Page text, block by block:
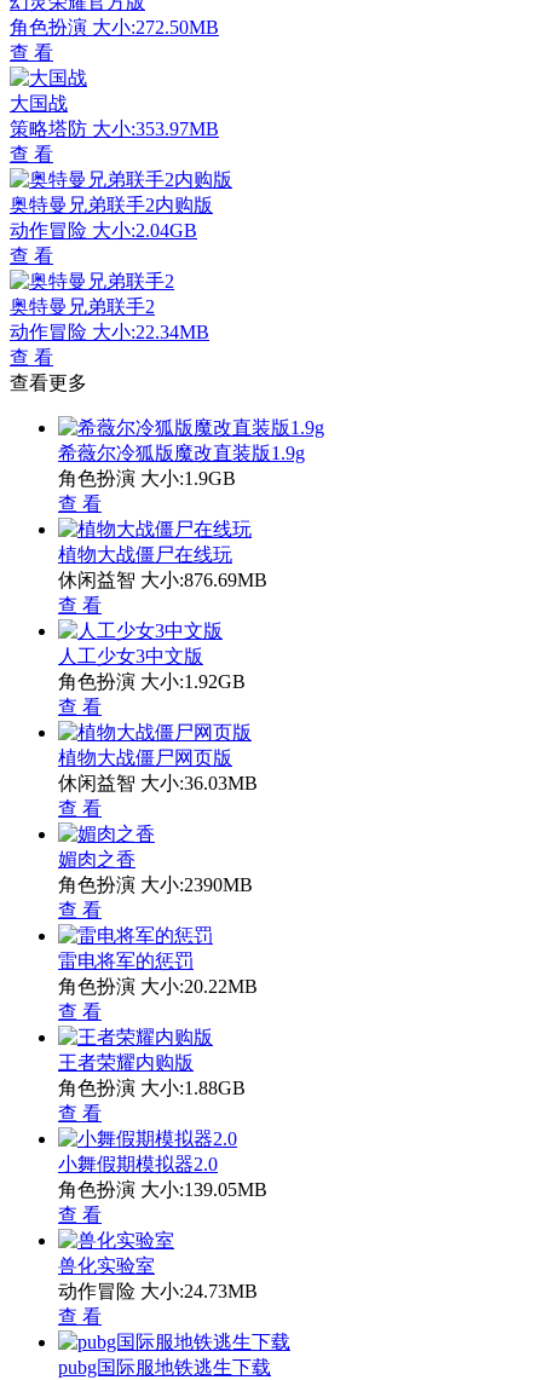
角色扮演 大小:272.50MB
查 看
大国战
策略塔防 大小:353.97MB
查 看
奥特曼兄弟联手2内购版
动作冒险 大小:2.04GB
查 看
奥特曼兄弟联手2
动作冒险 大小:22.34MB
查 看
查看更多
希薇尔冷狐版魔改直装版1.9g
角色扮演 大小:1.9GB
查 看
植物大战僵尸在线玩
休闲益智 大小:876.69MB
查 看
人工少女3中文版
角色扮演 大小:1.92GB
查 看
植物大战僵尸网页版
休闲益智 大小:36.03MB
查 看
媚肉之香
角色扮演 大小:2390MB
查 看
雷电将军的惩罚
角色扮演 大小:20.22MB
查 看
王者荣耀内购版
角色扮演 大小:1.88GB
查 看
小舞假期模拟器2.0
角色扮演 大小:139.05MB
查 看
兽化实验室
动作冒险 大小:24.73MB
查 看
pubg国际服地铁逃生下载